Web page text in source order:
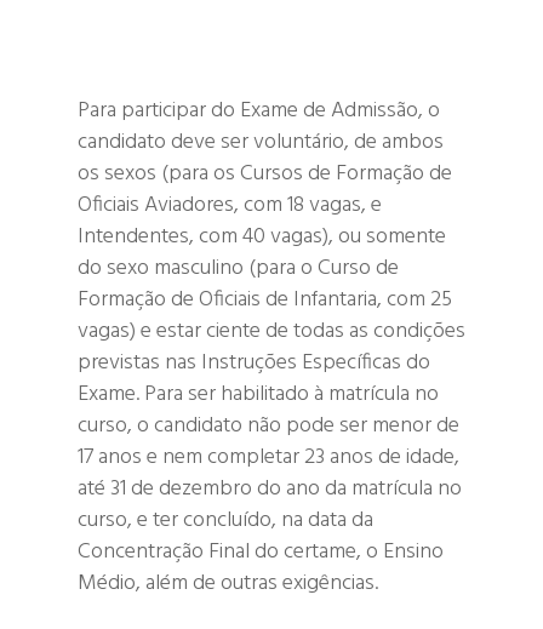
Para participar do Exame de Admissão, o
candidato deve ser voluntário, de ambos
os sexos (para os Cursos de Formação de
Oficiais Aviadores, com 18 vagas, e
Intendentes, com 40 vagas), ou somente
do sexo masculino (para o Curso de
Formação de Oficiais de Infantaria, com 25
vagas) e estar ciente de todas as condições
previstas nas Instruções Específicas do
Exame. Para ser habilitado à matrícula no
curso, o candidato não pode ser menor de
17 anos e nem completar 23 anos de idade,
até 31 de dezembro do ano da matrícula no
curso, e ter concluído, na data da
Concentração Final do certame, o Ensino
Médio, além de outras exigências.